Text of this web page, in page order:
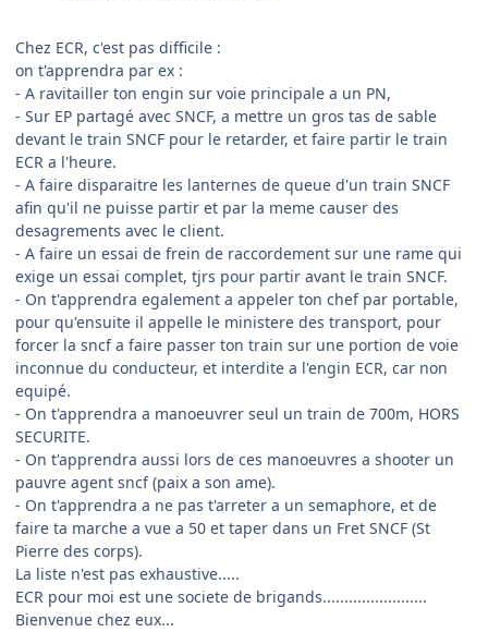
Chez ECR, c'est pas difficile :
on t'apprendra par ex :
- A ravitailler ton engin sur voie principale a un PN,
- Sur EP partagé avec SNCF, a mettre un gros tas de sable
devant le train SNCF pour le retarder, et faire partir le train
ECR a l'heure.
- A faire disparaitre les lanternes de queue d'un train SNCF
afin qu'il ne puisse partir et par la meme causer des
desagrements avec le client.
- A faire un essai de frein de raccordement sur une rame qui
exige un essai complet, tjrs pour partir avant le train SNCF.
- On t'apprendra egalement a appeler ton chef par portable,
pour qu'ensuite il appelle le ministere des transport, pour
forcer la sncf a faire passer ton train sur une portion de voie
inconnue du conducteur, et interdite a l'engin ECR, car non
equipé.
- On t'apprendra a manoeuvrer seul un train de 700m, HORS
SECURITE.
- On t'apprendra aussi lors de ces manoeuvres a shooter un
pauvre agent sncf (paix a son ame).
- On t'apprendra a ne pas t'arreter a un semaphore, et de
faire ta marche a vue a 50 et taper dans un Fret SNCF (St
Pierre des corps).
La liste n'est pas exhaustive.....
ECR pour moi est une societe de brigands........................
Bienvenue chez eux...